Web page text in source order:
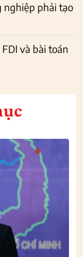
nghiệp phải tạo
và bài toán